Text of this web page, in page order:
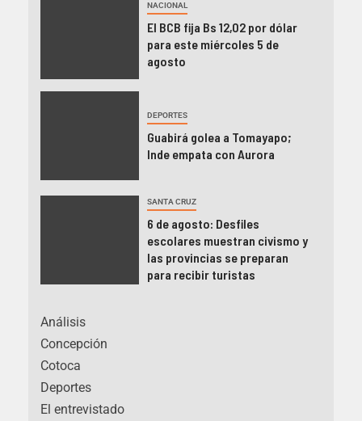
NACIONAL
El BCB fija Bs 12,02 por dólar
para este miércoles 5 de
agosto
DEPORTES
Guabirá golea a Tomayapo;
Inde empata con Aurora
SANTA CRUZ
6 de agosto: Desfiles
escolares muestran civismo y
las provincias se preparan
para recibir turistas
Análisis
Concepción
Cotoca
Deportes
El entrevistado